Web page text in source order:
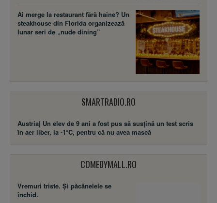
Ai merge la restaurant fără haine? Un
steakhouse din Florida organizează
lunar seri de „nude dining”
SMARTRADIO.RO
Austria| Un elev de 9 ani a fost pus să susţină un test scris
în aer liber, la -1°C, pentru că nu avea mască
COMEDYMALL.RO
Vremuri triste. Şi păcănelele se
închid.